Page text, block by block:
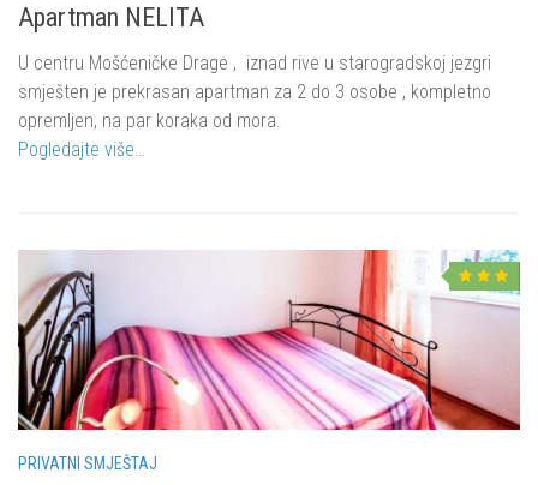
Apartman NELITA
U centru Mošćeničke Drage , iznad rive u starogradskoj jezgri
smješten je prekrasan apartman za 2 do 3 osobe , kompletno
opremljen, na par koraka od mora.
Pogledajte više…
PRIVATNI SMJEŠTAJ